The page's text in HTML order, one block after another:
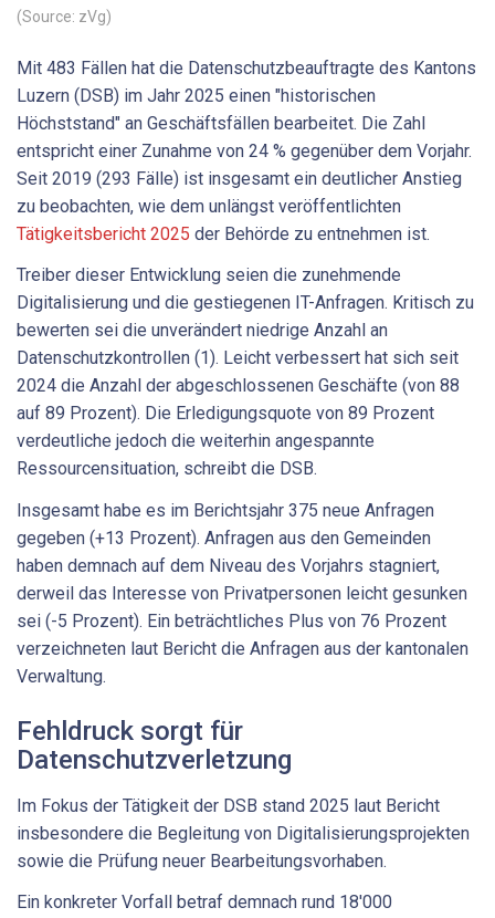
(Source: zVg)
Mit 483 Fällen hat die Datenschutzbeauftragte des Kantons
Luzern (DSB) im Jahr 2025 einen "historischen
Höchststand" an Geschäftsfällen bearbeitet. Die Zahl
entspricht einer Zunahme von 24 % gegenüber dem Vorjahr.
Seit 2019 (293 Fälle) ist insgesamt ein deutlicher Anstieg
zu beobachten, wie dem unlängst veröffentlichten
Tätigkeitsbericht 2025 der Behörde zu entnehmen ist.
Treiber dieser Entwicklung seien die zunehmende
Digitalisierung und die gestiegenen IT-Anfragen. Kritisch zu
bewerten sei die unverändert niedrige Anzahl an
Datenschutzkontrollen (1). Leicht verbessert hat sich seit
2024 die Anzahl der abgeschlossenen Geschäfte (von 88
auf 89 Prozent). Die Erledigungsquote von 89 Prozent
verdeutliche jedoch die weiterhin angespannte
Ressourcensituation, schreibt die DSB.
Insgesamt habe es im Berichtsjahr 375 neue Anfragen
gegeben (+13 Prozent). Anfragen aus den Gemeinden
haben demnach auf dem Niveau des Vorjahrs stagniert,
derweil das Interesse von Privatpersonen leicht gesunken
sei (-5 Prozent). Ein beträchtliches Plus von 76 Prozent
verzeichneten laut Bericht die Anfragen aus der kantonalen
Verwaltung.
Fehldruck sorgt für
Datenschutzverletzung
Im Fokus der Tätigkeit der DSB stand 2025 laut Bericht
insbesondere die Begleitung von Digitalisierungsprojekten
sowie die Prüfung neuer Bearbeitungsvorhaben.
Ein konkreter Vorfall betraf demnach rund 18'000